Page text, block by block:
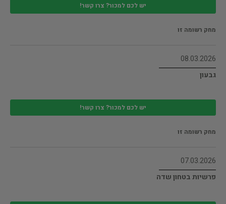
יש לכם למכור? צרו קשר!
מחק רשומה זו
08.03.2026
גבעון
יש לכם למכור? צרו קשר!
מחק רשומה זו
07.03.2026
פרשיות בטחון שדה